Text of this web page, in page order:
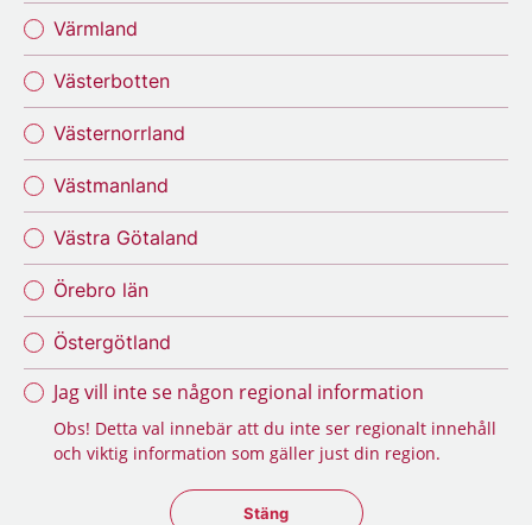
Värmland
Västerbotten
Västernorrland
Västmanland
Västra Götaland
Örebro län
Östergötland
Jag vill inte se någon regional information
Obs! Detta val innebär att du inte ser regionalt innehåll
och viktig information som gäller just din region.
Stäng regionsväljaren
Stäng